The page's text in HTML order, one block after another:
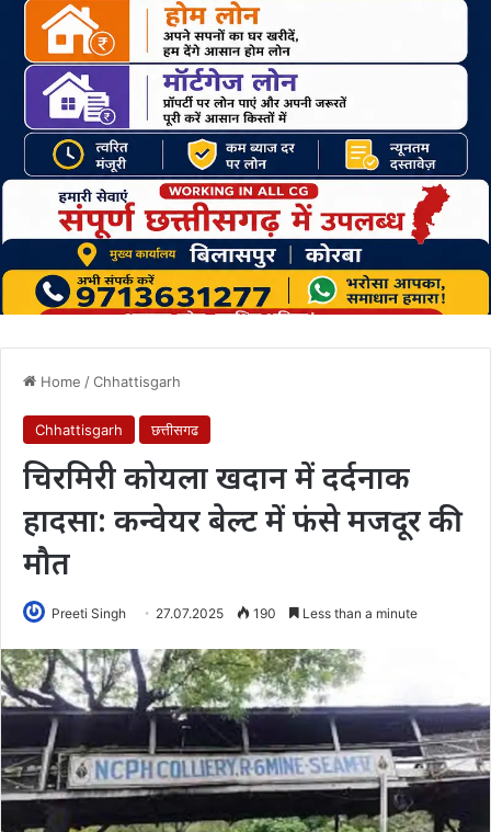
Home /Chhattisgarh
Chhattisgarh छत्तीसगढ
चिरमिरी कोयला खदान में दर्दनाक
हादसा: कन्वेयर बेल्ट में फंसे मजदूर की
मौत
Preeti Singh 27.07.2025 190 Less than a minute